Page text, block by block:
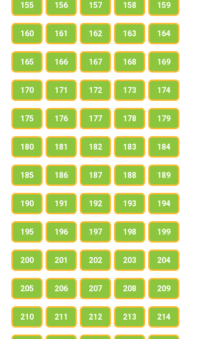
155 156 157 158 159
160 161 162 163 164
165 166 167 168 169
170 171 172 173 174
175 176 177 178 179
180 181 182 183 184
185 186 187 188 189
190 191 192 193 194
195 196 197 198 199
200 201 202 203 204
205 206 207 208 209
210 211 212 213 214